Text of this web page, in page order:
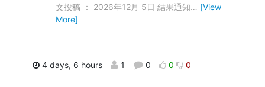
文投稿 ： 2026年12月 5日 結果通知… [View
More]
4 days, 6 hours 1 0 0 0